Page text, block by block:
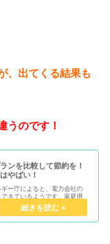
、出てくる結果も
うのです！
ンを比較して節約を！
やばい！
ー庁によると、電力会社の
きているようです。家庭用
今後も切り替えが進むものと
：経済産業省節電に興味は